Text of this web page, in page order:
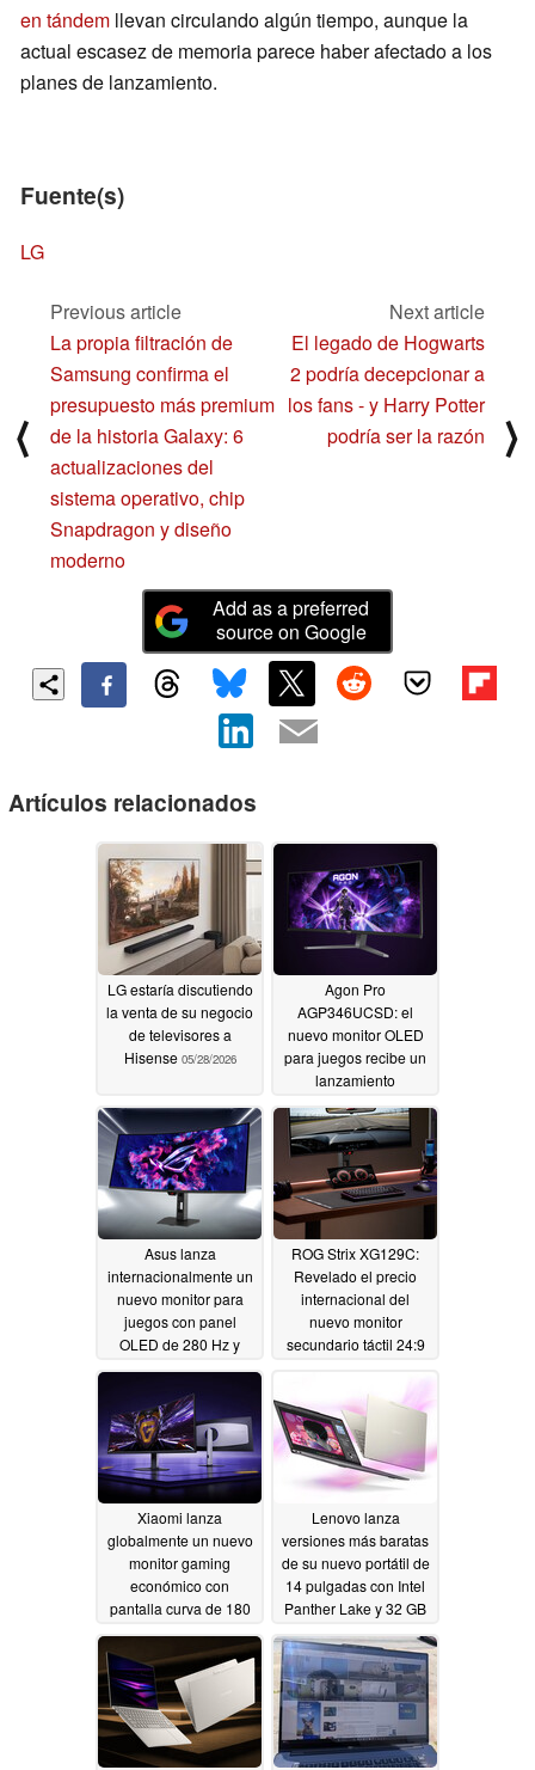
en tándem llevan circulando algún tiempo, aunque la
actual escasez de memoria parece haber afectado a los
planes de lanzamiento.
Fuente(s)
LG
⟨
Previous article
La propia filtración de
Samsung confirma el
presupuesto más premium
de la historia Galaxy: 6
actualizaciones del
sistema operativo, chip
Snapdragon y diseño
moderno
Next article
El legado de Hogwarts
2 podría decepcionar a
los fans - y Harry Potter
podría ser la razón
⟩
Add as a preferred
source on Google
Artículos relacionados
LG estaría discutiendo
la venta de su negocio
de televisores a
Hisense 05/28/2026
Agon Pro
AGP346UCSD: el
nuevo monitor OLED
para juegos recibe un
lanzamiento
lo esperado05/14/2026
Asus lanza
internacionalmente un
nuevo monitor para
juegos con panel
OLED de 280 Hz y
05/13/2026
ROG Strix XG129C:
Revelado el precio
internacional del
nuevo monitor
secundario táctil 24:9
Xiaomi lanza
globalmente un nuevo
monitor gaming
económico con
pantalla curva de 180
05/08/2026
Lenovo lanza
versiones más baratas
de su nuevo portátil de
14 pulgadas con Intel
Panther Lake y 32 GB
05/08/2026